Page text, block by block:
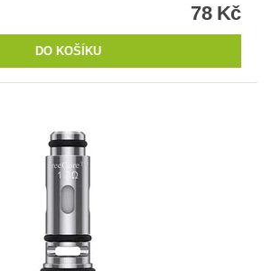
78 Kč